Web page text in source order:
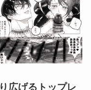
広げるトップレ